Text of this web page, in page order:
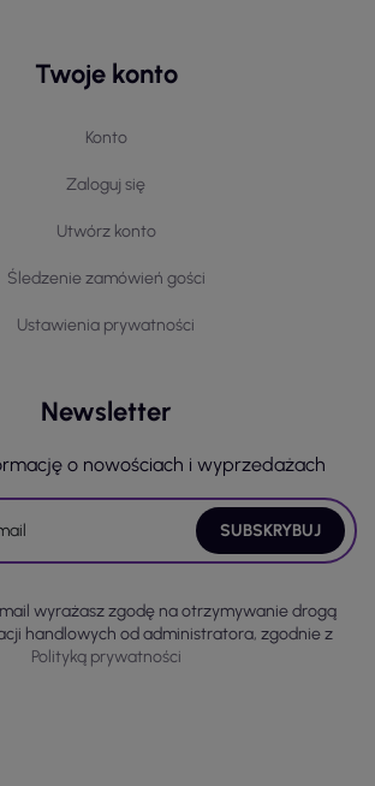
Twoje konto
Konto
Zaloguj się
Utwórz konto
Śledzenie zamówień gości
Ustawienia prywatności
Newsletter
o nowościach i wyprzedażach
wyrażasz zgodę na otrzymywanie drogą
handlowych od administratora, zgodnie z
Polityką prywatności